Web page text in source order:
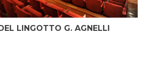
LINGOTTO G. AGNELLI